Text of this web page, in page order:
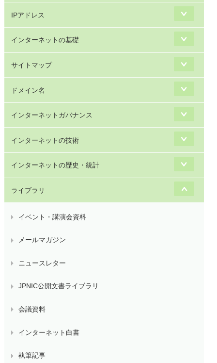
IPアドレス
インターネットの基礎
サイトマップ
ドメイン名
インターネットガバナンス
インターネットの技術
インターネットの歴史・統計
ライブラリ
イベント・講演会資料
メールマガジン
ニュースレター
JPNIC公開文書ライブラリ
会議資料
インターネット白書
執筆記事